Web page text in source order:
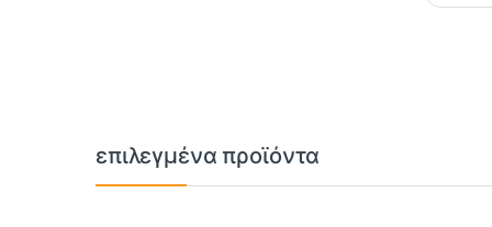
Brands Carousel
επιλεγμένα προϊόντα